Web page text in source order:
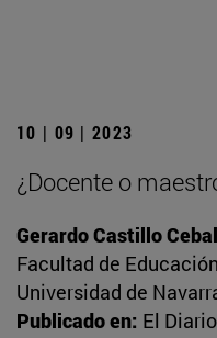
10 | 09 | 2023
¿Docente o
Gerardo Castillo
Facultad de
Universidad de
Publicado en: El